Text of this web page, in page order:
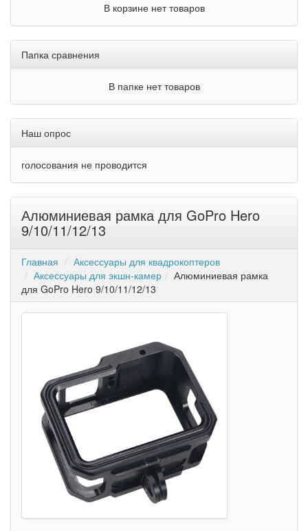
В корзине нет товаров
Папка сравнения
В папке нет товаров
Наш опрос
голосования не проводится
Алюминиевая рамка для GoPro Hero
9/10/11/12/13
Главная
Аксессуары для квадрокоптеров
Аксессуары для экшн-камер
Алюминиевая рамка
для GoPro Hero 9/10/11/12/13